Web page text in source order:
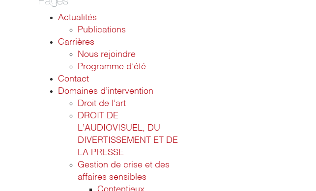
Actualités
Publications
Carrières
Nous rejoindre
Programme d’été
Contact
Domaines d’intervention
Droit de l’art
DROIT DE
L’AUDIOVISUEL, DU
DIVERTISSEMENT ET DE
LA PRESSE
Gestion de crise et des
affaires sensibles